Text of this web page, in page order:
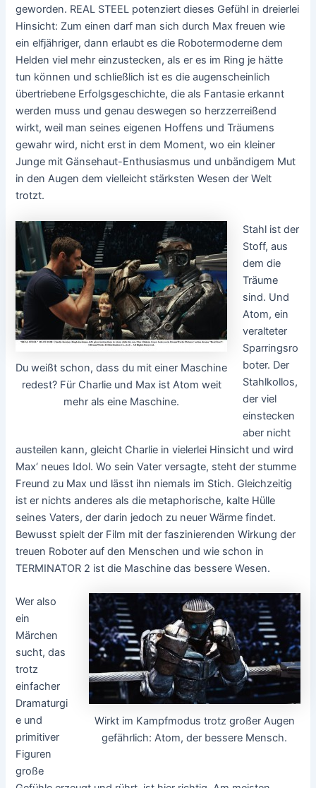
geworden. REAL STEEL potenziert dieses Gefühl in dreierlei
Hinsicht: Zum einen darf man sich durch Max freuen wie
ein elfjähriger, dann erlaubt es die Robotermoderne dem
Helden viel mehr einzustecken, als er es im Ring je hätte
tun können und schließlich ist es die augenscheinlich
übertriebene Erfolgsgeschichte, die als Fantasie erkannt
werden muss und genau deswegen so herzzerreißend
wirkt, weil man seines eigenen Hoffens und Träumens
gewahr wird, nicht erst in dem Moment, wo ein kleiner
Junge mit Gänsehaut-Enthusiasmus und unbändigem Mut
in den Augen dem vielleicht stärksten Wesen der Welt
trotzt.
Du weißt schon, dass du mit einer Maschine
redest? Für Charlie und Max ist Atom weit
mehr als eine Maschine.
Stahl ist der
Stoff, aus
dem die
Träume
sind. Und
Atom, ein
veralteter
Sparringsro
boter. Der
Stahlkollos,
der viel
einstecken
aber nicht
austeilen kann, gleicht Charlie in vielerlei Hinsicht und wird
Max‘ neues Idol. Wo sein Vater versagte, steht der stumme
Freund zu Max und lässt ihn niemals im Stich. Gleichzeitig
ist er nichts anderes als die metaphorische, kalte Hülle
seines Vaters, der darin jedoch zu neuer Wärme findet.
Bewusst spielt der Film mit der faszinierenden Wirkung der
treuen Roboter auf den Menschen und wie schon in
TERMINATOR 2 ist die Maschine das bessere Wesen.
Wirkt im Kampfmodus trotz großer Augen
gefährlich: Atom, der bessere Mensch.
Wer also
ein
Märchen
sucht, das
trotz
einfacher
Dramaturgi
e und
primitiver
Figuren
große